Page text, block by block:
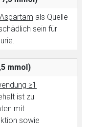
Aspartam als Quelle
sein für
mmol)
≥1
ist zu
mit
sowie